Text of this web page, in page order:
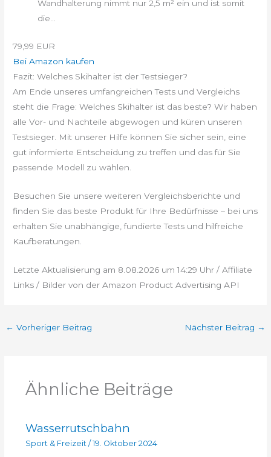
Wandhalterung nimmt nur 2,5 m² ein und ist somit
die...
79,99 EUR
Bei Amazon kaufen
Fazit: Welches Skihalter ist der Testsieger?
Am Ende unseres umfangreichen Tests und Vergleichs
steht die Frage: Welches Skihalter ist das beste? Wir haben
alle Vor- und Nachteile abgewogen und küren unseren
Testsieger. Mit unserer Hilfe können Sie sicher sein, eine
gut informierte Entscheidung zu treffen und das für Sie
passende Modell zu wählen.
Besuchen Sie unsere weiteren Vergleichsberichte und
finden Sie das beste Produkt für Ihre Bedürfnisse – bei uns
erhalten Sie unabhängige, fundierte Tests und hilfreiche
Kaufberatungen.
Letzte Aktualisierung am 8.08.2026 um 14:29 Uhr / Affiliate
Links / Bilder von der Amazon Product Advertising API
← Vorheriger Beitrag Nächster Beitrag →
Ähnliche Beiträge
Wasserrutschbahn
Sport & Freizeit/ 19. Oktober 2024